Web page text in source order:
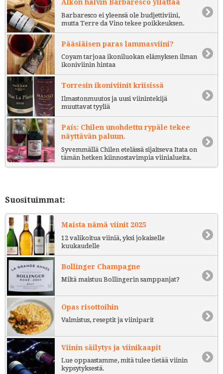
Alkon halvin Barbaresco yllättää
Barbaresco ei yleensä ole budjettiviini,
mutta Terre da Vino tekee poikkeuksen.
Pääsiäisen paras lammasviini?
Coyam tarjoaa ikoniluokan elämyksen ilman
ikoniviinin hintaa
Torresin ikoniviinit kriisissä
Ilmastonmuutos ja uusi viinintekijä
muuttavat tyyliä
País: Chilen unohdettu rypäle tekee
näyttävän paluun.
Syvemmällä Chilen etelässä sijaitseva Itata on
tämän hetken kiinnostavimpia viinialueita.
Suosituimmat:
Maista nämä viinit 2025
12 valikoitua viiniä, yksi jokaiselle
kuukaudelle
Bollinger Champagne
Miltä maistuu Bollingerin samppanjat?
Opas risottoihin
Valmistus, reseptit ja viiniparit
Viinin säilytys ja viinikaapit
Lue oppaastamme, mitä tulee tietää viinin
kypsytyksestä.